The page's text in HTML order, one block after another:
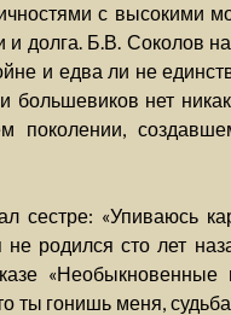
с высокими
долга. Б.В. Соколов
и едва ли не
нет
поколении,
сестре: «Упиваюсь
родился сто лет
«Необыкновенные
ты гонишь меня,